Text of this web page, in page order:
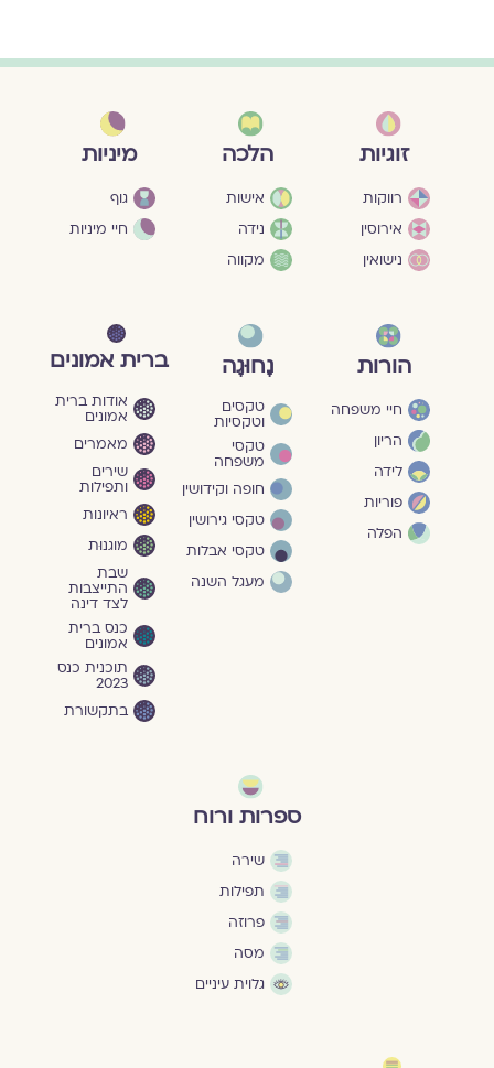
זוגיות
רווקות
אירוסין
נישואין
הלכה
אישות
נידה
מקווה
מיניות
גוף
חיי מיניות
הורות
חיי משפחה
הריון
לידה
פוריות
הפלה
נָחוּגָה
טקסים
וטקסיות
טקסי
משפחה
חופה וקידושין
טקסי גירושין
טקסי אבלות
מעגל השנה
ברית אמונים
אודות ברית
אמונים
מאמרים
שירים
ותפילות
ראיונות
מוגנוּת
שבת
התייצבות
לצד דינה
כנס ברית
אמונים
תוכנית כנס
2023
בתקשורת
ספרות ורוח
שירה
תפילות
פרוזה
מסה
גלוית עיניים